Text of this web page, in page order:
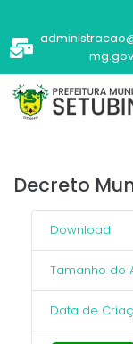
Decreto
Download
Tamanho do
Data de